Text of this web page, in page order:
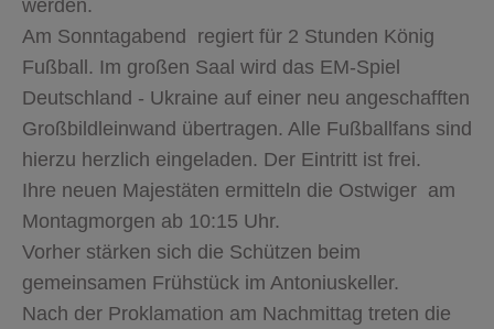
werden.
Am Sonntagabend regiert für 2 Stunden König
Fußball. Im großen Saal wird das EM-Spiel
Deutschland - Ukraine auf einer neu angeschafften
Großbildleinwand übertragen. Alle Fußballfans sind
hierzu herzlich eingeladen. Der Eintritt ist frei.
Ihre neuen Majestäten ermitteln die Ostwiger am
Montagmorgen ab 10:15 Uhr.
Vorher stärken sich die Schützen beim
gemeinsamen Frühstück im Antoniuskeller.
Nach der Proklamation am Nachmittag treten die